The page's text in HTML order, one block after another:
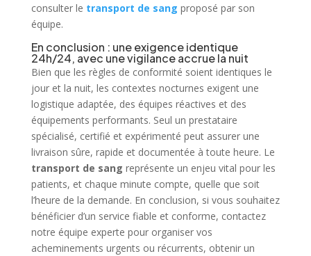
consulter le transport de sang proposé par son
équipe.
En conclusion : une exigence identique
24h/24, avec une vigilance accrue la nuit
Bien que les règles de conformité soient identiques le
jour et la nuit, les contextes nocturnes exigent une
logistique adaptée, des équipes réactives et des
équipements performants. Seul un prestataire
spécialisé, certifié et expérimenté peut assurer une
livraison sûre, rapide et documentée à toute heure. Le
transport de sang représente un enjeu vital pour les
patients, et chaque minute compte, quelle que soit
l’heure de la demande. En conclusion, si vous souhaitez
bénéficier d’un service fiable et conforme, contactez
notre équipe experte pour organiser vos
acheminements urgents ou récurrents, obtenir un